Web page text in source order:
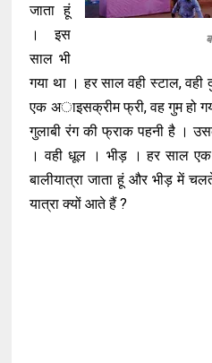
जाता हूं
। इस
साल भी
गया था । हर साल वही स्टाल, वही
एक अाइसक्रीम फ्री, वह गुम हो
गुलाबी रंग की फ्राक पहनी है ।
। वही धूल । भीड़ । हर साल
बालीयात्रा जाता हूं और भीड़ में
यात्रा क्यों आते हैं ?